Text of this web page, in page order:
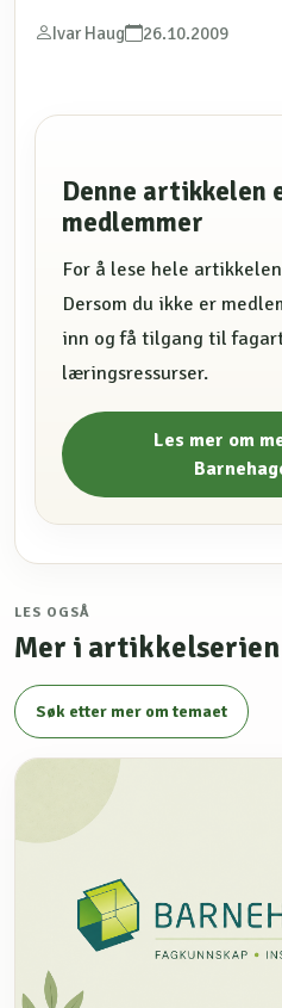
Ivar Haug 26.10.2009
Denne artikkelen
medlemmer
For å lese hele
Dersom du ikke er
inn og få tilgang til
læringsressurser.
Les mer om
LES OGSÅ
Mer i artikkelserien
Søk etter mer om temaet